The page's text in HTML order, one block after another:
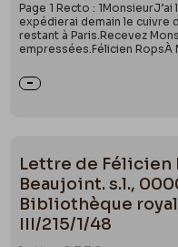
Page 1 Recto :
expédierai demain le cuivre
restant à Paris.Recevez
empressées.Félicien RopsÀ
Lettre de Félicien
Beaujoint. s.l.,
Bibliothèque
III/215/1/48